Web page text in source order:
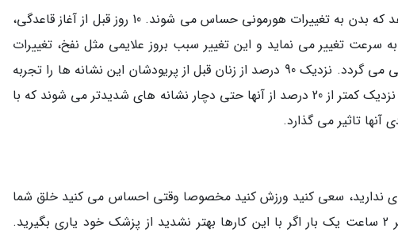
نشانگان پیش از قاعدگی، به علت این رخ می دهد که بدن به تغییرات هورمونی حساس می شوند. 10 روز قبل از آغاز قاعدگی،
تغییر می نماید و این تغییر سبب بروز علایمی مثل نفخ، تغییرات
خلق و خو، سردرد، حساسیت پستان ها و خستگی می گردد. نزدیک 90 درصد از زنان قبل از پریودشان این نشانه ها را تجربه
می نمایند. به نوشته نشریه آرشیو داخلی آمریکا، نزدیک کمتر از 20 درصد از آنها حتی دچار نشانه های شدیدتر می شوند که با
تاثیر می گذارد.
ندارید، سعی کنید ورزش کنید مخصوصا وقتی احساس می کنید خلق شما
تنگ شده است. مایعات فراوان بنوشید. حتی هر 2 ساعت یک بار اگر با این کارها بهتر نشدید از پزشک خود یاری بگیرید.